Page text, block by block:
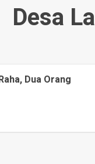
Desa
Dua Orang